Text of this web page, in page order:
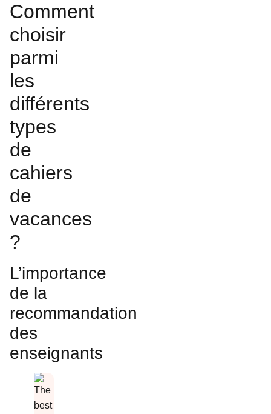
Comment
choisir
parmi
les
différents
types
de
cahiers
de
vacances
?
L’importance
de la
recommandation
des
enseignants